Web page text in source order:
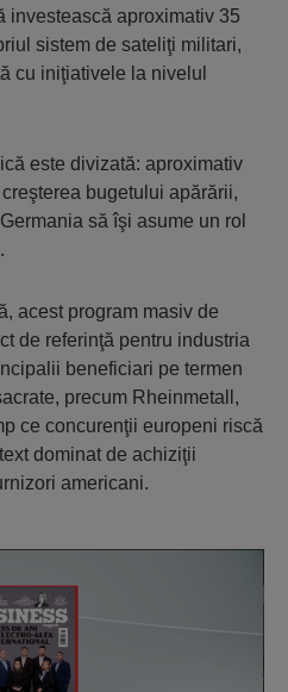
investească aproximativ 35
sistem de sateliţi militari,
cu iniţiativele la nivelul
este divizată: aproximativ
bugetului apărării,
să îşi asume un rol
acest program masiv de
de referinţă pentru industria
beneficiari pe termen
precum Rheinmetall,
ce concurenţii europeni riscă
dominat de achiziţii
americani.